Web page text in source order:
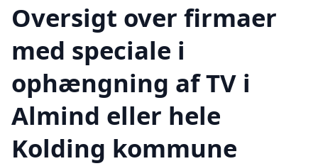
Oversigt over firmaer
med speciale i
ophængning af TV i
Almind eller hele
Kolding kommune